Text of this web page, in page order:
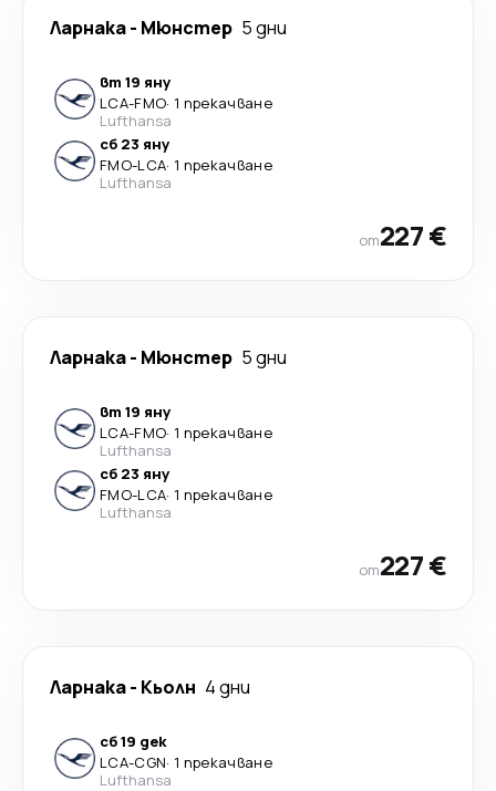
Ларнака- Мюнстер 5 дни
вт 19 яну
LCA-FMO· 1 прекачване
Lufthansa
сб 23 яну
FMO-LCA· 1 прекачване
Lufthansa
от227 €
Ларнака- Мюнстер 5 дни
вт 19 яну
LCA-FMO· 1 прекачване
Lufthansa
сб 23 яну
FMO-LCA· 1 прекачване
Lufthansa
от227 €
Ларнака- Кьолн 4 дни
сб 19 дек
LCA-CGN· 1 прекачване
Lufthansa